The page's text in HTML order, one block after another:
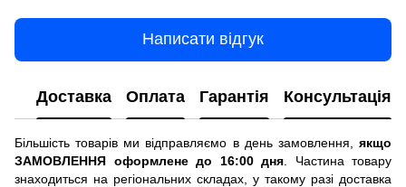
Написати відгук
Доставка Оплата Гарантія Консультація
Більшість товарів ми відправляємо в день замовлення, якщо
ЗАМОВЛЕННЯ оформлене до 16:00 дня . Частина товару
знаходиться на регіональних складах, у такому разі доставка